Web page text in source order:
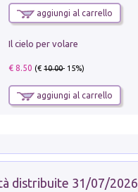
aggiungi al carrello
Il cielo per volare
€ 8.50 (€10.00- 15%)
aggiungi al carrello
distribuite 31/07/2026